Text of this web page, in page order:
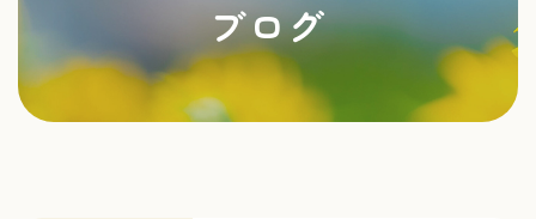
ブログ